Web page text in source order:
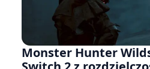
Monster Hunter